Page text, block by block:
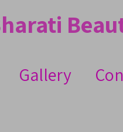
Gallery